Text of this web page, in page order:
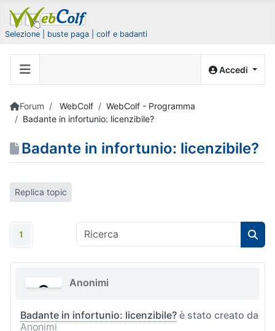
Selezione | buste paga | colf e badanti
Accedi
Forum WebColf
WebColf - Programma
Badante in infortunio: licenzibile?
Badante in infortunio: licenzibile?
Replica topic
1
Anonimi
Badante in infortunio: licenzibile? è stato creato da
Anonimi